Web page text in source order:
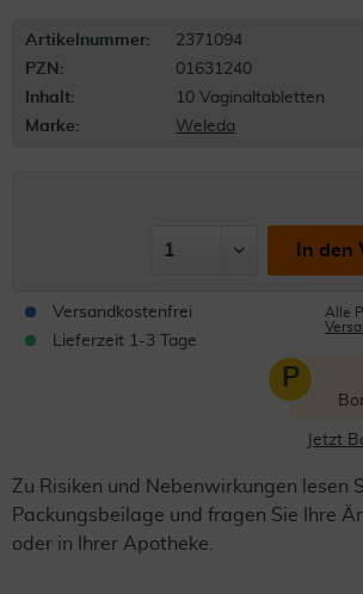
Artikelnummer:
2371094
PZN:
01631240
Inhalt:
10 Vaginaltabletten
Marke:
Weleda
In den
Versandkostenfrei
Lieferzeit 1-3 Tage
Alle
P
Jetzt
Zu Risiken und Nebenwirkungen lesen
Packungsbeilage und fragen Sie Ihre
oder in Ihrer Apotheke.